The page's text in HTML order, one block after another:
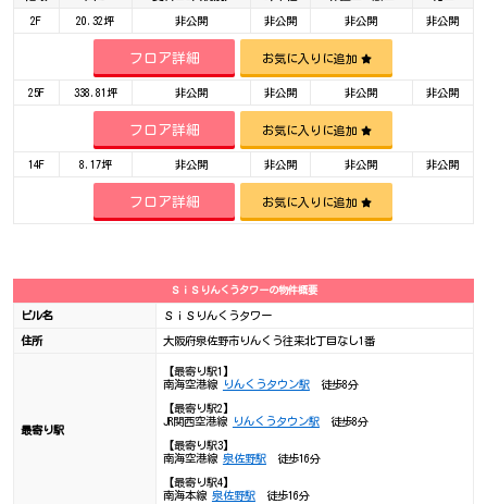
2F 20.32坪 非公開 非公開 非公開 非公開
フロア詳細 お気に入りに追加
25F 338.81坪 非公開 非公開 非公開 非公開
フロア詳細 お気に入りに追加
14F 8.17坪 非公開 非公開 非公開 非公開
フロア詳細 お気に入りに追加
ＳｉＳりんくうタワーの物件概要
ビル名 ＳｉＳりんくうタワー
住所 大阪府泉佐野市りんくう往来北丁目なし1番
最寄り駅
【最寄り駅1】
南海空港線
りんくうタウン駅徒歩8分
【最寄り駅2】
JR関西空港線
りんくうタウン駅徒歩8分
【最寄り駅3】
南海空港線 泉佐野駅徒歩16分
【最寄り駅4】
南海本線 泉佐野駅徒歩16分